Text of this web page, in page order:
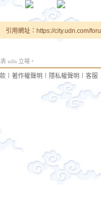
引用網址：https://city.udn.com/
udn 立場。
著作權聲明 隱私權聲明 客服